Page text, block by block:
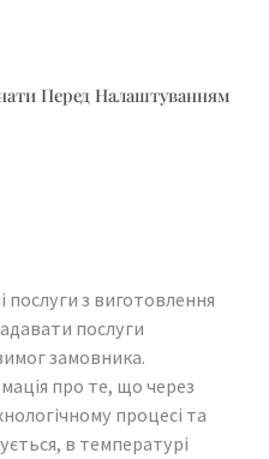
Перед Налаштуванням
послуги з виготовлення
послуги
замовника.
про те, що через
процесі та
в температурі